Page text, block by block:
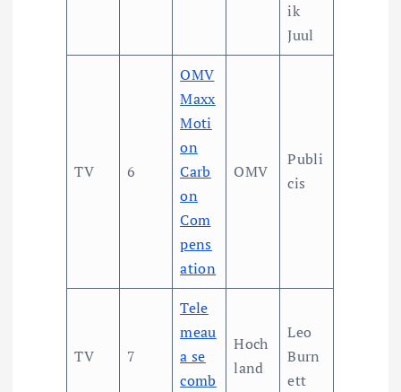
ik
Juul
TV 6
OMV
Maxx
Moti
on
Carb
on
Com
pens
ation
OMV
Publi
cis
TV 7
Tele
meau
a se
comb
Hoch
land
Leo
Burn
ett